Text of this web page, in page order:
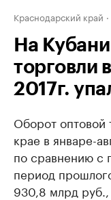
Краснодарский край
На
торговли
2017г.
Оборот оптовой
крае в январе-
по сравнению с
период
930,8 млрд руб.,